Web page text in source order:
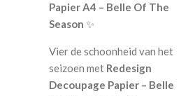
Papier A4 – Belle Of The
Season ✨
Vier de schoonheid van het
seizoen met Redesign
Decoupage Papier – Belle